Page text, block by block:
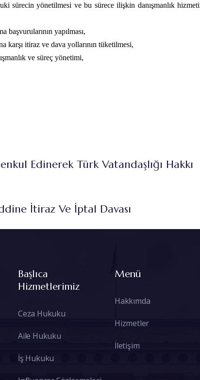
sürecin yönetilmesi ve bu sürece ilişkin danışmanlık hizmeti
başvurularının yapılması,
karşı itiraz ve dava yollarının tüketilmesi,
ve süreç yönetimi,
Edinerek Türk Vatandaşlığı Hakkı
İtiraz Ve İptal Davası
Başlıca
Hizmetlerimiz
Ceza Hukuku
Aile Hukuku
İş Hukuku
Menü
Hakkımda
Hizmetler
İletişim